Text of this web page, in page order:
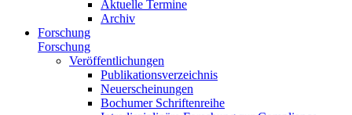
Aktuelle Termine
Archiv
Forschung
Forschung
Veröffentlichungen
Publikationsverzeichnis
Neuerscheinungen
Bochumer Schriftenreihe